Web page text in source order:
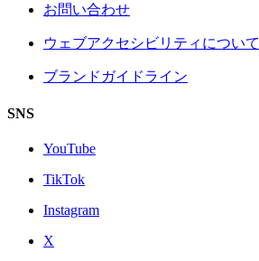
お問い合わせ
ウェブアクセシビリティについて
ブランドガイドライン
SNS
YouTube
TikTok
Instagram
X